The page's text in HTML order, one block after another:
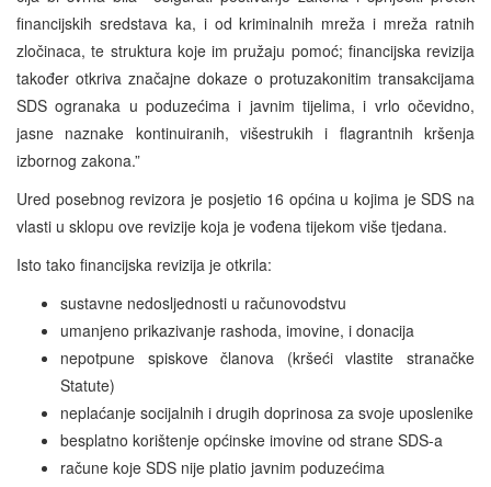
financijskih sredstava ka, i od kriminalnih mreža i mreža ratnih
zločinaca, te struktura koje im pružaju pomoć; financijska revizija
također otkriva značajne dokaze o protuzakonitim transakcijama
SDS ogranaka u poduzećima i javnim tijelima, i vrlo očevidno,
jasne naznake kontinuiranih, višestrukih i flagrantnih kršenja
izbornog zakona.”
Ured posebnog revizora je posjetio 16 općina u kojima je SDS na
vlasti u sklopu ove revizije koja je vođena tijekom više tjedana.
Isto tako financijska revizija je otkrila:
sustavne nedosljednosti u računovodstvu
umanjeno prikazivanje rashoda, imovine, i donacija
nepotpune spiskove članova (kršeći vlastite stranačke
Statute)
neplaćanje socijalnih i drugih doprinosa za svoje uposlenike
besplatno korištenje općinske imovine od strane SDS-a
račune koje SDS nije platio javnim poduzećima